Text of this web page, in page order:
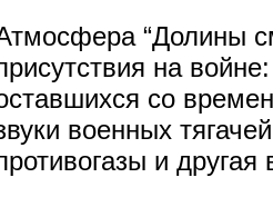
“Долины
на
со
военных
и